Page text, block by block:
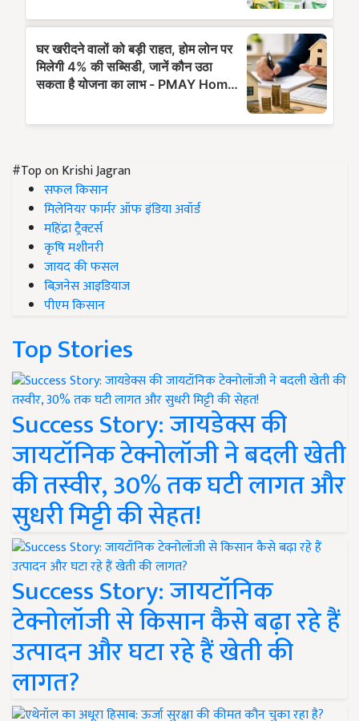
#Top on Krishi Jagran
सफल किसान
मिलेनियर फार्मर ऑफ इंडिया अवॉर्ड
महिंद्रा ट्रैक्टर्स
कृषि मशीनरी
जायद की फसल
बिज़नेस आइडियाज
पीएम किसान
Top Stories
Success Story: जायडेक्स की
जायटॉनिक टेक्नोलॉजी ने बदली खेती
की तस्वीर, 30% तक घटी लागत और
सुधरी मिट्टी की सेहत!
Success Story: जायटॉनिक
टेक्नोलॉजी से किसान कैसे बढ़ा रहे हैं
उत्पादन और घटा रहे हैं खेती की
लागत?